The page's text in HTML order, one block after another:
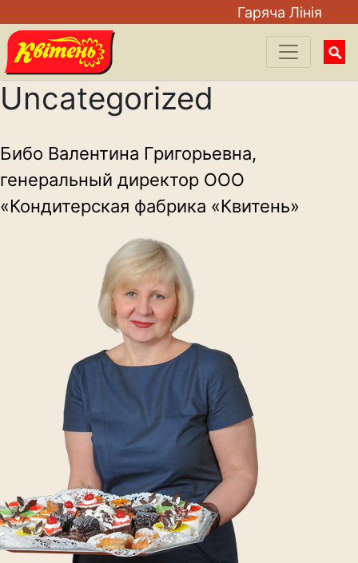
Гаряча Лiнiя
for:
Uncategorized
Бибо Валентина Григорьевна,
генеральный директор ООО
«Кондитерская фабрика «Квитень»